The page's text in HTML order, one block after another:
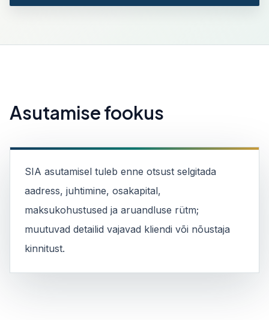
Asutamise fookus
SIA asutamisel tuleb enne otsust selgitada
aadress, juhtimine, osakapital,
maksukohustused ja aruandluse rütm;
muutuvad detailid vajavad kliendi või nõustaja
kinnitust.